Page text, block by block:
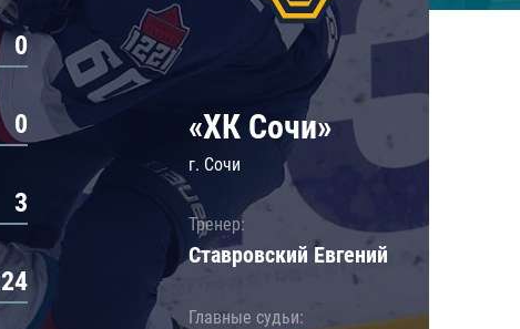
0
0
3
24
«ХК Сочи»
г. Сочи
Тренер:
Ставровский Евгений
Главные судьи: